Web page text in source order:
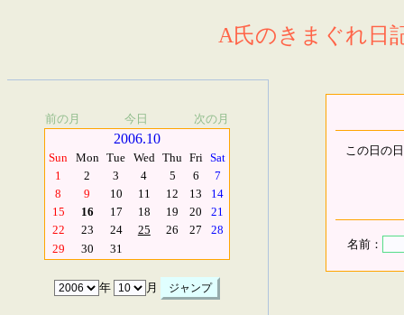
A氏のきまぐれ日
前の月 今日 次の月
2006.10
Sun Mon Tue Wed Thu Fri Sat
1
2 3 4 5 6
7
8
9 10 11 12 13
14
15
16 17 18 19 20
21
22
23 24 25 26 27
28
29
30 31
年 月
この日の
名前：